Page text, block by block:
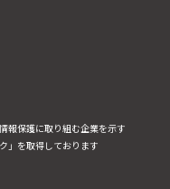
報保護に取り組む企業を示す
」を取得しております